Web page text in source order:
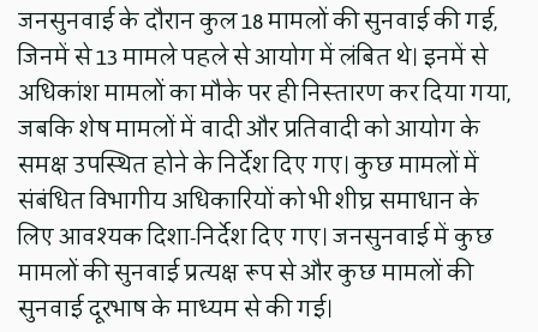
जनसुनवाई के दौरान कुल 18 मामलों की सुनवाई की गई,
जिनमें से 13 मामले पहले से आयोग में लंबित थे। इनमें से
अधिकांश मामलों का मौके पर ही निस्तारण कर दिया गया,
जबकि शेष मामलों में वादी और प्रतिवादी को आयोग के
समक्ष उपस्थित होने के निर्देश दिए गए। कुछ मामलों में
संबंधित विभागीय अधिकारियों को भी शीघ्र समाधान के
लिए आवश्यक दिशा-निर्देश दिए गए। जनसुनवाई में कुछ
मामलों की सुनवाई प्रत्यक्ष रूप से और कुछ मामलों की
सुनवाई दूरभाष के माध्यम से की गई।